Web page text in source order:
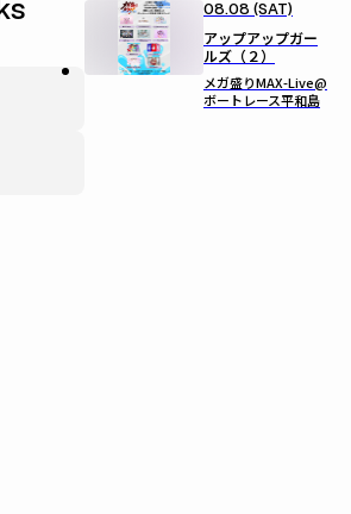
08.08 (SAT)
アップアップガー
ルズ（２）
メガ盛りMAX-Live@
ボートレース平和島